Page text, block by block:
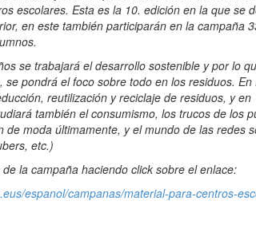
escolares. Esta es la 10. edición en la que se
en este también participarán en la campaña
se trabajará el desarrollo sostenible y por lo
se pondrá el foco sobre todo en los residuos. En
reutilización y reciclaje de residuos, y en
también el consumismo, los trucos de los
de moda últimamente, y el mundo de las redes
etc.)
la campaña haciendo click sobre el enlace:
espanol/campanas/material-para-centros-